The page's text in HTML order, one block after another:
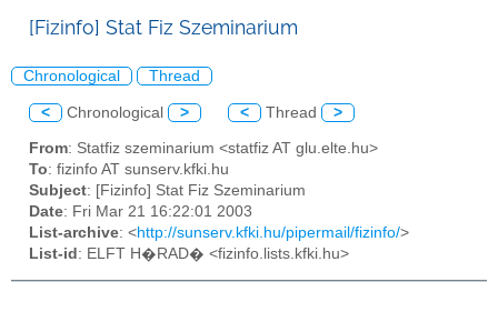
[Fizinfo] Stat Fiz Szeminarium
Chronological Thread
< Chronological > < Thread >
From: Statfiz szeminarium <statfiz AT glu.elte.hu>
To: fizinfo AT sunserv.kfki.hu
Subject: [Fizinfo] Stat Fiz Szeminarium
Date: Fri Mar 21 16:22:01 2003
List-archive: <http://sunserv.kfki.hu/pipermail/fizinfo/>
List-id : ELFT H�RAD� <fizinfo.lists.kfki.hu>